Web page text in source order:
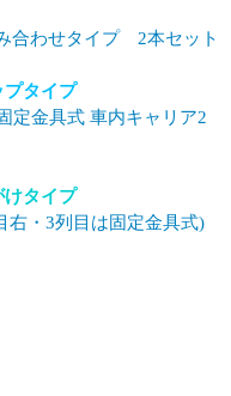
合わせタイプ 2本セット
プタイプ
定金具式 車内キャリア2
タイプ
右・3列目は固定金具式)